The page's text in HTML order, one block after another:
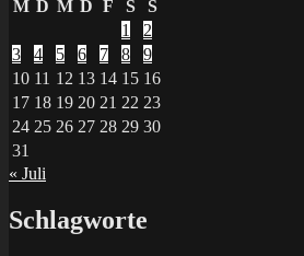
M D M D F S
S
1
2
3
4 5 6 7 8
9
10 11 12 13 14 15 16
17 18 19 20 21 22 23
24 25 26 27 28 29 30
31
« Juli
Schlagworte